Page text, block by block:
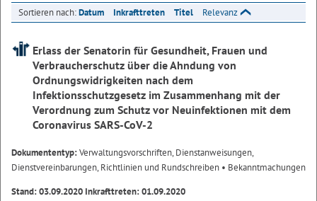
Sortieren nach:Datum Inkrafttreten Titel Relevanz
Erlass der Senatorin für Gesundheit, Frauen und
Verbraucherschutz über die Ahndung von
Ordnungswidrigkeiten nach dem
Infektionsschutzgesetz im Zusammenhang mit der
Verordnung zum Schutz vor Neuinfektionen mit dem
Coronavirus SARS-CoV-2
Dokumententyp:Verwaltungsvorschriften, Dienstanweisungen,
Dienstvereinbarungen, Richtlinien und Rundschreiben • Bekanntmachungen
Stand: 03.09.2020 Inkrafttreten: 01.09.2020